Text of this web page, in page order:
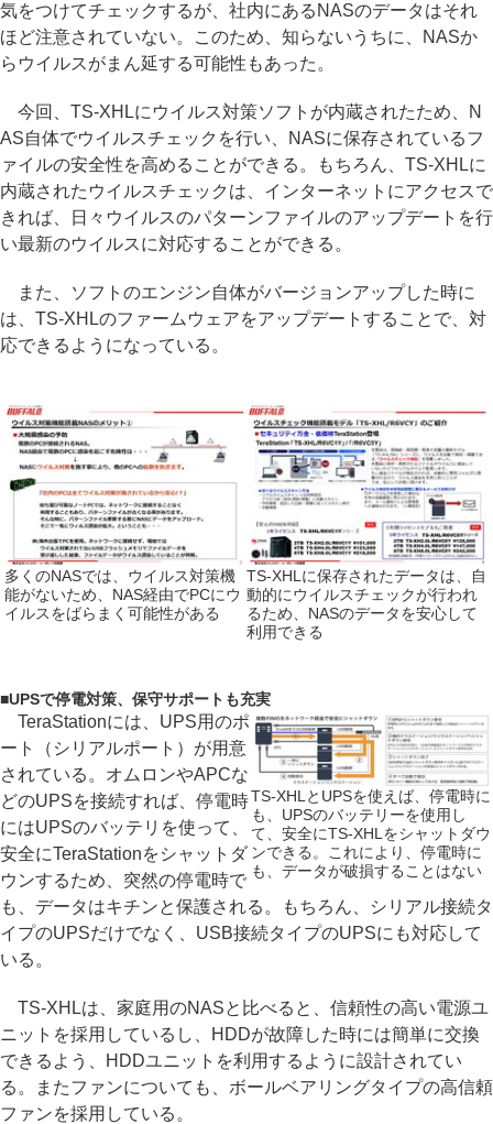
気をつけてチェックするが、社内にあるNASのデータはそれ
ほど注意されていない。このため、知らないうちに、NASか
らウイルスがまん延する可能性もあった。
今回、TS-XHLにウイルス対策ソフトが内蔵されたため、N
AS自体でウイルスチェックを行い、NASに保存されているフ
ァイルの安全性を高めることができる。もちろん、TS-XHLに
内蔵されたウイルスチェックは、インターネットにアクセスで
きれば、日々ウイルスのパターンファイルのアップデートを行
い最新のウイルスに対応することができる。
また、ソフトのエンジン自体がバージョンアップした時に
は、TS-XHLのファームウェアをアップデートすることで、対
応できるようになっている。
多くのNASでは、ウイルス対策機
能がないため、NAS経由でPCにウ
イルスをばらまく可能性がある
TS-XHLに保存されたデータは、自
動的にウイルスチェックが行われ
るため、NASのデータを安心して
利用できる
■UPSで停電対策、保守サポートも充実
TS-XHLとUPSを使えば、停電時に
も、UPSのバッテリーを使用し
て、安全にTS-XHLをシャットダウ
ンできる。これにより、停電時に
も、データが破損することはない
TeraStationには、UPS用のポ
ート（シリアルポート）が用意
されている。オムロンやAPCな
どのUPSを接続すれば、停電時
にはUPSのバッテリを使って、
安全にTeraStationをシャットダ
ウンするため、突然の停電時で
も、データはキチンと保護される。もちろん、シリアル接続タ
イプのUPSだけでなく、USB接続タイプのUPSにも対応して
いる。
TS-XHLは、家庭用のNASと比べると、信頼性の高い電源ユ
ニットを採用しているし、HDDが故障した時には簡単に交換
できるよう、HDDユニットを利用するように設計されてい
る。またファンについても、ボールベアリングタイプの高信頼
ファンを採用している。